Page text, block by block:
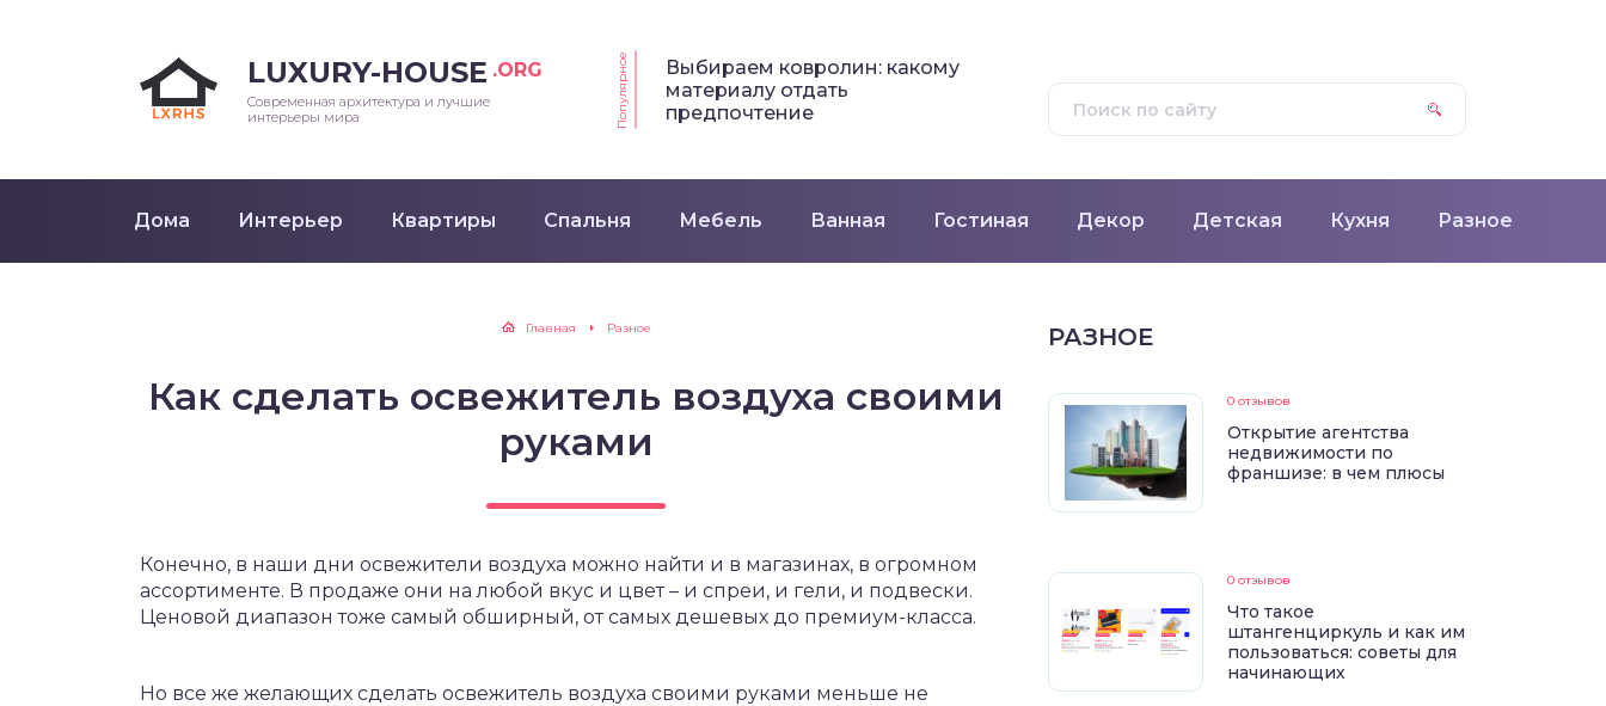
LUXURY-HOUSE .ORG
Современная архитектура и лучшие
интерьеры мира
Популярное
Выбираем ковролин: какому
материалу отдать
предпочтение
Дома Интерьер Квартиры Спальня Мебель Ванная Гостиная Декор Детская Кухня Разное
Главная Разное
Как сделать освежитель воздуха своими
руками
Конечно, в наши дни освежители воздуха можно найти и в магазинах, в огромном
ассортименте. В продаже они на любой вкус и цвет – и спреи, и гели, и подвески.
Ценовой диапазон тоже самый обширный, от самых дешевых до премиум-класса.
Но все же желающих сделать освежитель воздуха своими руками меньше не
РАЗНОЕ
0 отзывов
Открытие агентства
недвижимости по
франшизе: в чем плюсы
0 отзывов
Что такое
штангенциркуль и как им
пользоваться: советы для
начинающих